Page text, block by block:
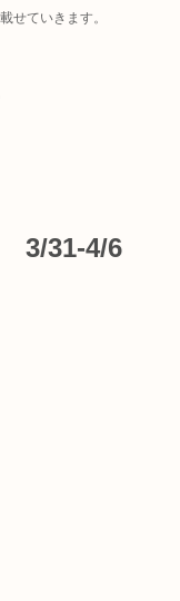
せていきます。
3/31-4/6